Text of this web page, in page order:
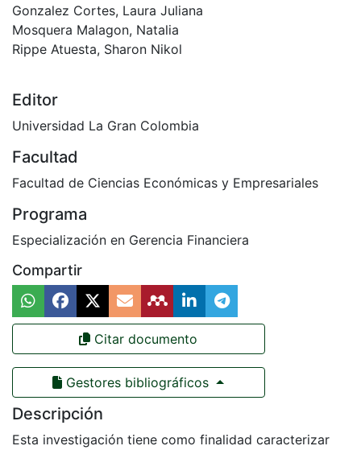
Gonzalez Cortes, Laura Juliana
Mosquera Malagon, Natalia
Rippe Atuesta, Sharon Nikol
Editor
Universidad La Gran Colombia
Facultad
Facultad de Ciencias Económicas y Empresariales
Programa
Especialización en Gerencia Financiera
Compartir
Citar documento
Gestores bibliográficos
Descripción
Esta investigación tiene como finalidad caracterizar